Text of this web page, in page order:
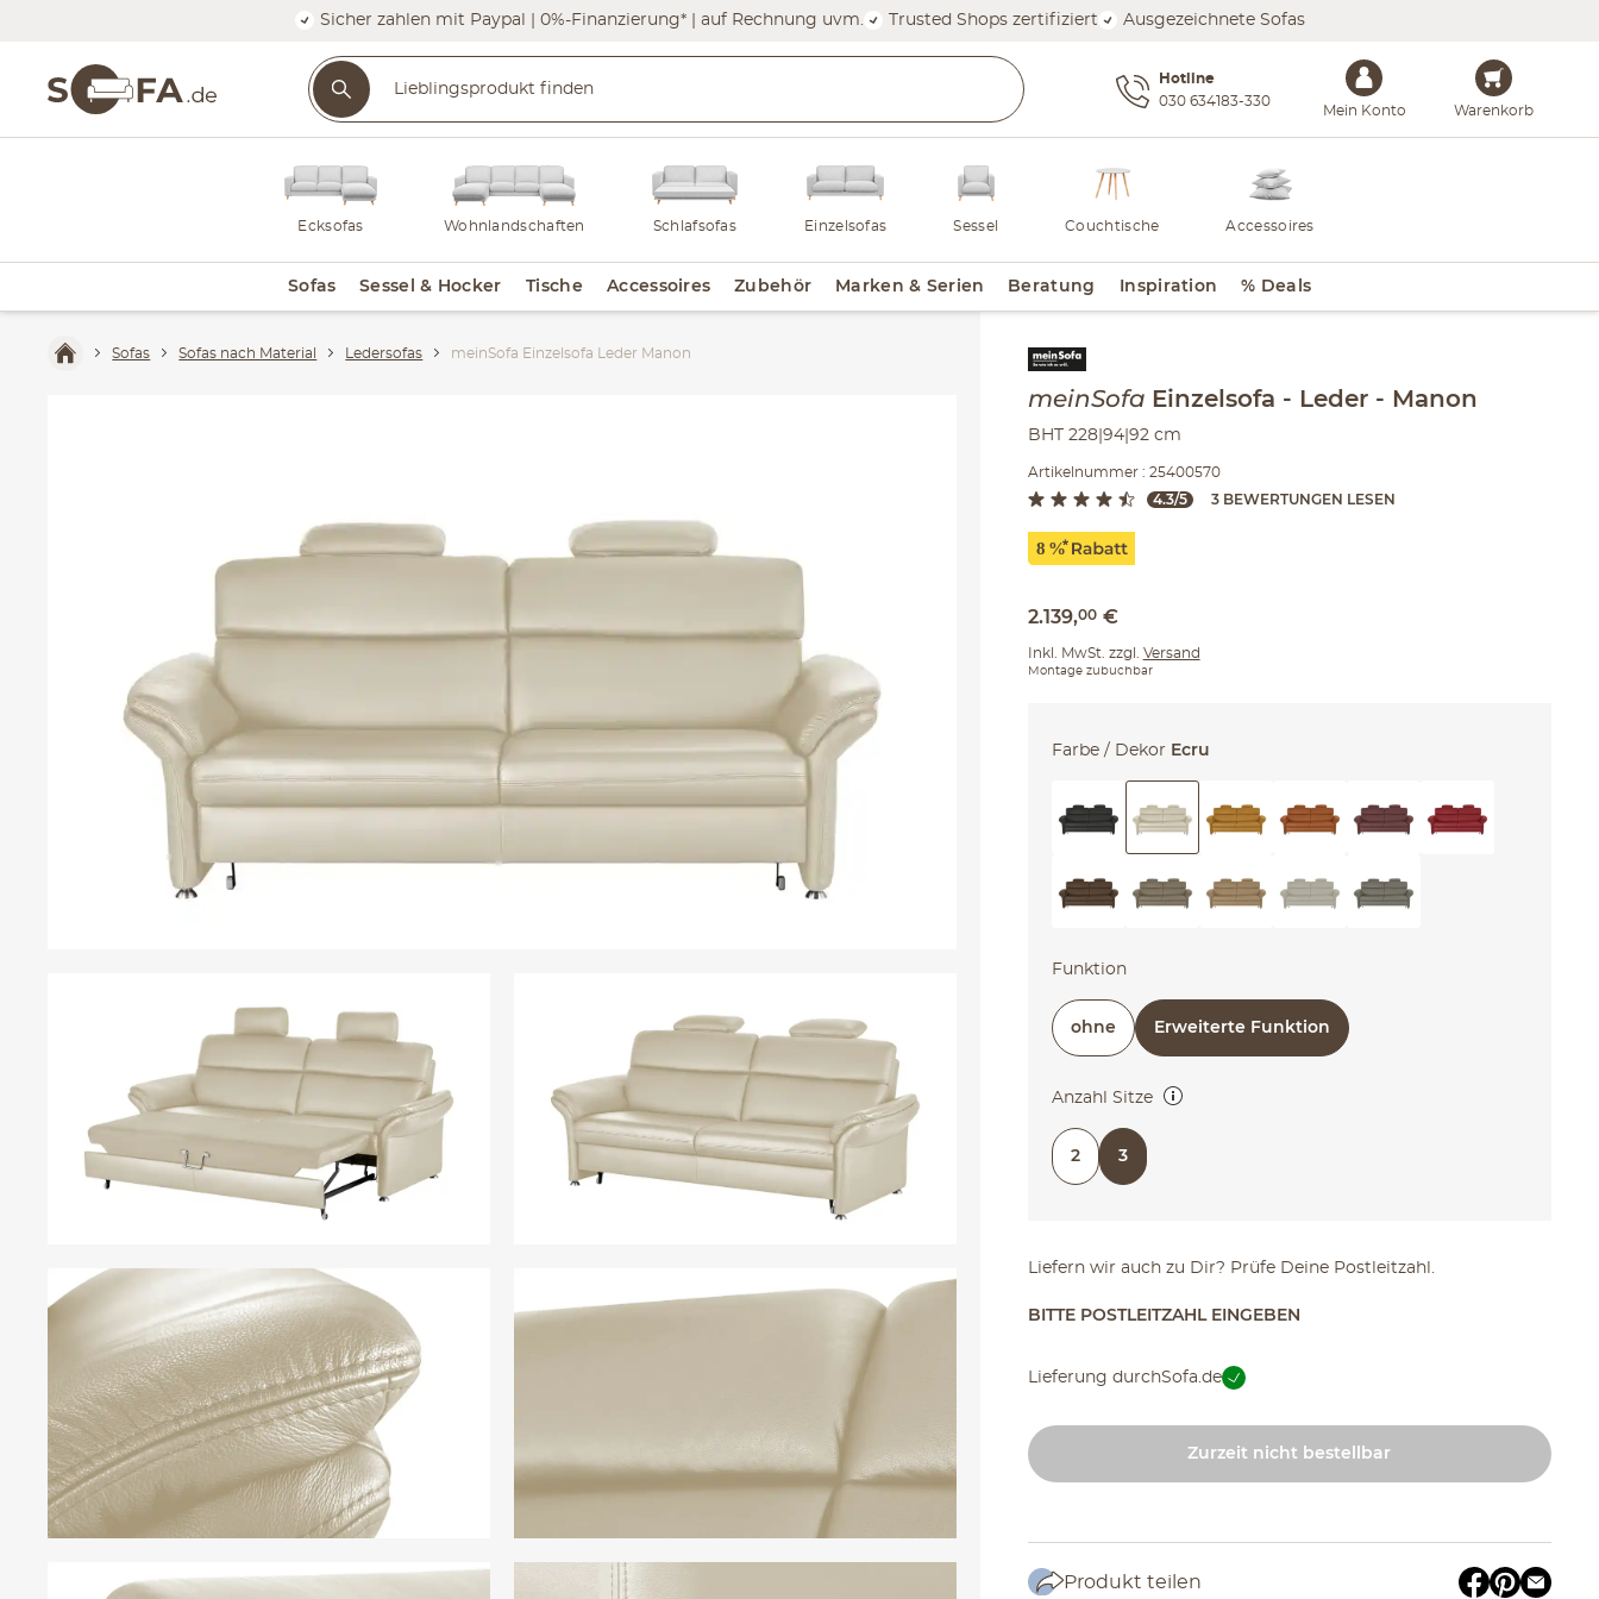
Sicher zahlen mit Paypal | 0%-Finanzierung* | auf Rechnung uvm. Trusted Shops zertifiziert Ausgezeichnete Sofas
Hotline
030 634183-330
Mein Konto Warenkorb
Ecksofas Wohnlandschaften Schlafsofas Einzelsofas Sessel Couchtische Accessoires
Sofas Sessel & Hocker Tische Accessoires Zubehör Marken & Serien Beratung Inspiration % Deals
Sofas Sofas nach Material Ledersofas meinSofa Einzelsofa Leder Manon Inhalt der Seitenleiste überspringen - Zum Seitenende
meinSofa Einzelsofa Leder Manon
BHT 228|94|92 cm
Artikelnummer : 25400570
4.3/5
3 BEWERTUNGEN LESEN
2.139,00 €
Inkl. MwSt. zzgl. Versand
Montage zubuchbar
Farbe / Dekor Ecru
Funktion
ohne Erweiterte Funktion
Anzahl Sitze
2-Sitzer oder 3-Sitzer
2 3
Liefern wir auch zu Dir? Prüfe Deine Postleitzahl.
BITTE POSTLEITZAHL EINGEBEN
Lieferung durchSofa.de
Zurzeit nicht bestellbar
Produkt teilen